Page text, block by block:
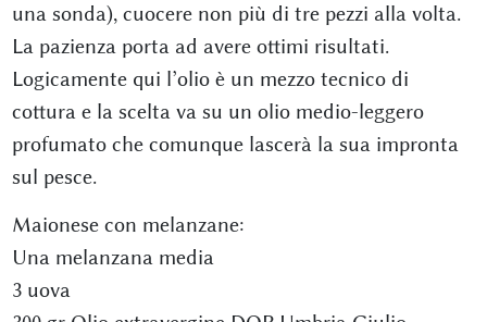
una sonda), cuocere non più di tre pezzi alla volta.
La pazienza porta ad avere ottimi risultati.
Logicamente qui l’olio è un mezzo tecnico di
cottura e la scelta va su un olio medio-leggero
profumato che comunque lascerà la sua impronta
sul pesce.
Maionese con melanzane:
Una melanzana media
3 uova